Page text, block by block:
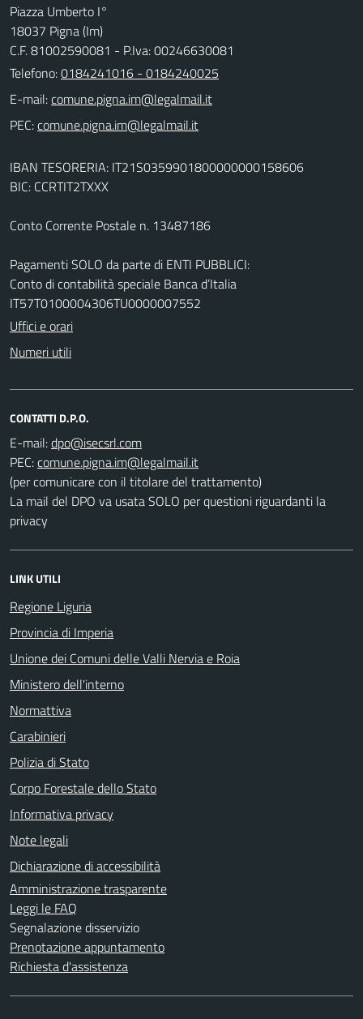
Piazza Umberto I°
18037 Pigna (Im)
C.F. 81002590081 - P.Iva: 00246630081
Telefono:0184241016 - 0184240025
E-mail:
PEC:
IBAN TESORERIA: IT21S0359901800000000158606
BIC: CCRTIT2TXXX
Conto Corrente Postale n. 13487186
Pagamenti SOLO da parte di ENTI PUBBLICI:
Conto di contabilità speciale Banca d’Italia
IT57T0100004306TU0000007552
Uffici e orari
Numeri utili
CONTATTI D.P.O.
E-mail:
PEC:
(per comunicare con il titolare del trattamento)
La mail del DPO va usata SOLO per questioni riguardanti la
privacy
LINK UTILI
Regione Liguria
Provincia di Imperia
Unione dei Comuni delle Valli Nervia e Roia
Ministero dell'interno
Normattiva
Carabinieri
Polizia di Stato
Corpo Forestale dello Stato
Informativa privacy
Note legali
Dichiarazione di accessibilità
Amministrazione trasparente
Leggi le FAQ
Segnalazione disservizio
Prenotazione appuntamento
Richiesta d'assistenza